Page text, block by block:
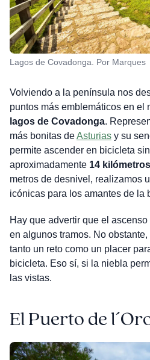
Lagos de Covadonga. Por Marques
Volviendo a la península nos
puntos más emblemáticos en el
lagos de Covadonga.
más bonitas deAsturiasy su
permite ascender en bicicleta
aproximadamente 14
metros de desnivel, realizamos
icónicas para los amantes de la
Hay que advertir que el
en algunos tramos. No
tanto un reto como un placer
bicicleta. Eso sí, si la niebla
las vistas.
El Puerto de